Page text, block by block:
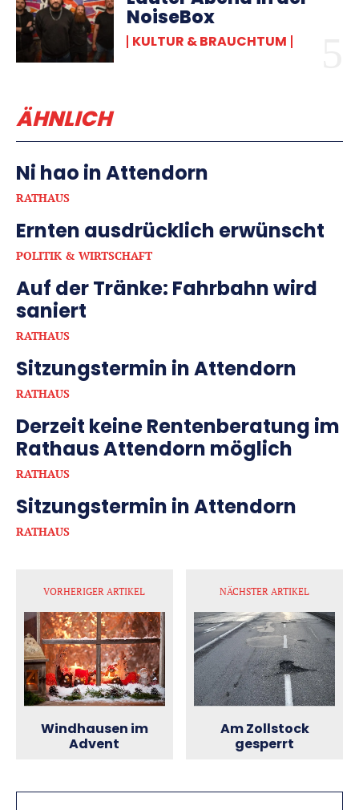
NoiseBox
KULTUR & BRAUCHTUM
ÄHNLICH
Ni hao in Attendorn
RATHAUS
Ernten ausdrücklich erwünscht
POLITIK & WIRTSCHAFT
Auf der Tränke: Fahrbahn wird
saniert
RATHAUS
Sitzungstermin in Attendorn
RATHAUS
Derzeit keine Rentenberatung im
Rathaus Attendorn möglich
RATHAUS
Sitzungstermin in Attendorn
RATHAUS
VORHERIGER ARTIKEL
Windhausen im
Advent
NÄCHSTER ARTIKEL
Am Zollstock
gesperrt